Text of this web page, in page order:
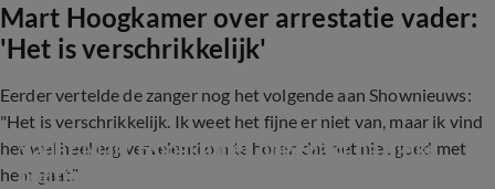
Mart Hoogkamer over arrestatie vader:
'Het is verschrikkelijk'
Eerder vertelde de zanger nog het volgende aan Shownieuws:
"Het is verschrikkelijk. Ik weet het fijne er niet van, maar ik vind
het wel heel erg vervelend om te horen dat het niet goed met
hem gaat."
Vader Mart Hoogkamer opgepakt na flinke
politieactie